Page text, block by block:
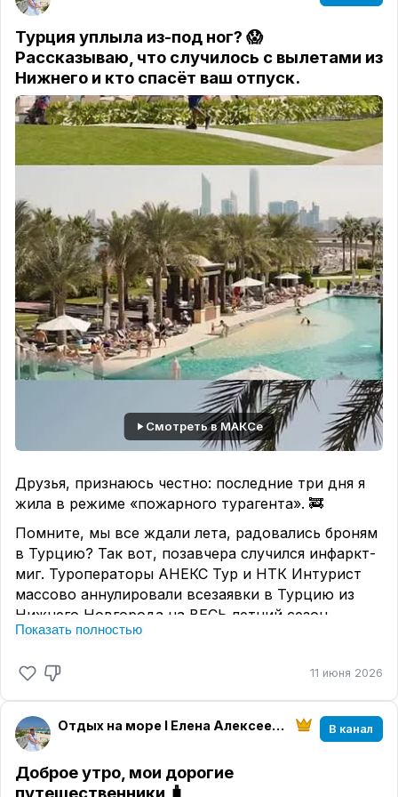
Турция уплыла из-под ног? 😱
Рассказываю, что случилось с вылетами из
Нижнего и кто спасёт ваш отпуск.
Смотреть в МАКСе
Друзья, признаюсь честно: последние три дня я
жила в режиме «пожарного турагента». 🚒
Помните, мы все ждали лета, радовались броням
в Турцию? Так вот, позавчера случился инфаркт-
миг. Туроператоры АНЕКС Тур и НТК Интурист
массово аннулировали всезаявки в Турцию из
Нижнего Новгорода на ВЕСЬ летний сезон.
лицензию. И всё. Титаник уплыл без нас.
вдруг найдут замену? Посадят другой борт?» 😬
Чуда, увы, не случилось.
Многие туристы остались лицом к лицу с
отменённым отпуском. Кому-то пришлось
Показать полностью
11 июня 2026
Отдых на море I Елена Алексеева I МирАмор В канал
Доброе утро, мои дорогие
путешественники 🧳